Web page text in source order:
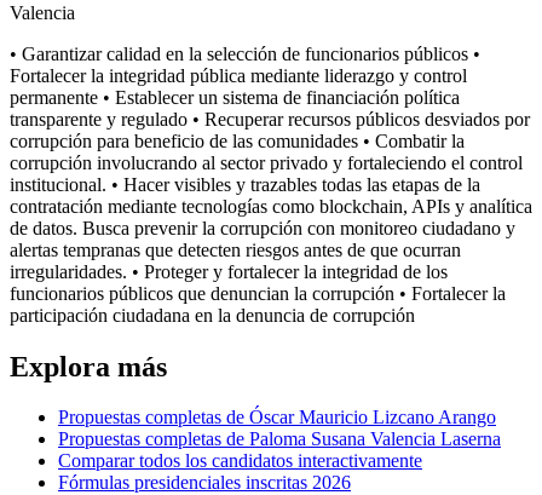
Valencia
• Garantizar calidad en la selección de funcionarios públicos •
Fortalecer la integridad pública mediante liderazgo y control
permanente • Establecer un sistema de financiación política
transparente y regulado • Recuperar recursos públicos desviados por
corrupción para beneficio de las comunidades • Combatir la
corrupción involucrando al sector privado y fortaleciendo el control
institucional. • Hacer visibles y trazables todas las etapas de la
contratación mediante tecnologías como blockchain, APIs y analítica
de datos. Busca prevenir la corrupción con monitoreo ciudadano y
alertas tempranas que detecten riesgos antes de que ocurran
irregularidades. • Proteger y fortalecer la integridad de los
funcionarios públicos que denuncian la corrupción • Fortalecer la
participación ciudadana en la denuncia de corrupción
Explora más
Propuestas completas de Óscar Mauricio Lizcano Arango
Propuestas completas de Paloma Susana Valencia Laserna
Comparar todos los candidatos interactivamente
Fórmulas presidenciales inscritas 2026